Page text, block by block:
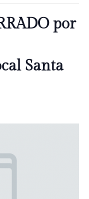
por
Santa